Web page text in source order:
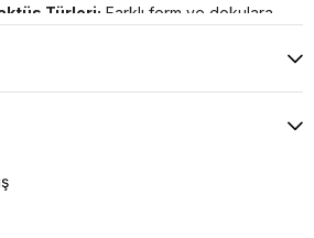
Türleri: Farklı form ve dokulara
kaktüs, dayanıklılığı ve kendine has
bitkilerin kök yapısındaki doğal
sunar.
kaktüslerin yeşil tonlarını ön plana